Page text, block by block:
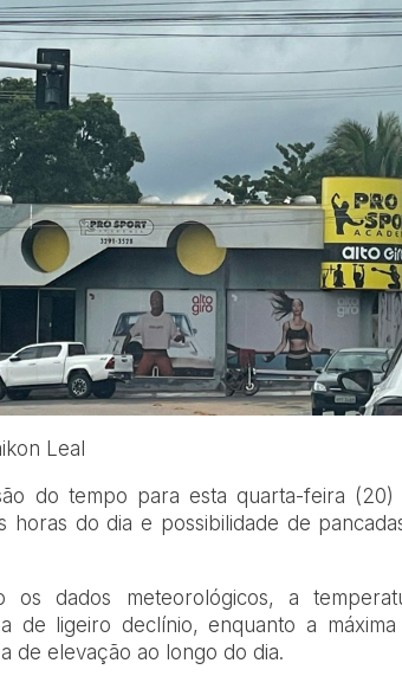
Leal
do tempo para esta quarta-feira (20)
horas do dia e possibilidade de
os dados meteorológicos, a
de ligeiro declínio, enquanto a
de elevação ao longo do dia.